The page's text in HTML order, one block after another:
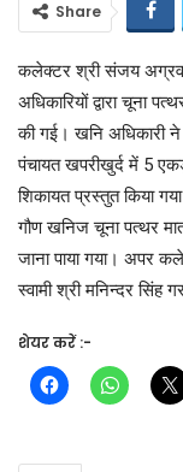
Share
कलेक्टर श्री संजय
अधिकारियों द्वारा चूना
की गई। खनि अधिकारी ने
पंचायत खपरीखुर्द में 5
शिकायत प्रस्तुत किया
गौण खनिज चूना पत्थर
जाना पाया गया। अपर
स्वामी श्री मनिन्दर सिंह
शेयर करें :-